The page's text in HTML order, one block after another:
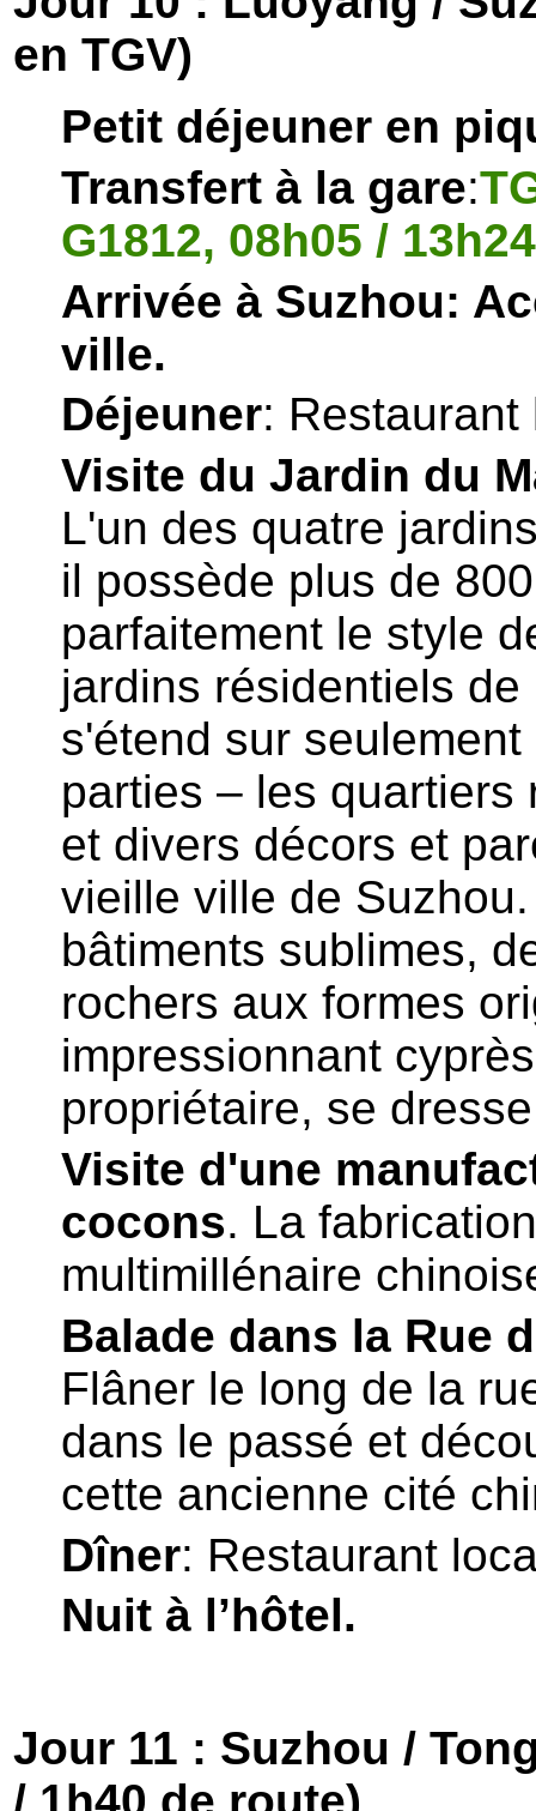
en TGV)
Petit déjeuner en
Transfert à la gare:
G1812, 08h05 /
Arrivée à Suzhou:
ville.
Déjeuner: Restaurant
Visite du Jardin du
L'un des quatre
il possède plus de
parfaitement le style
jardins résidentiels
s'étend sur
parties – les
et divers décors et
vieille ville de
bâtiments sublimes,
rochers aux formes
impressionnant
propriétaire, se
Visite d'une
cocons. La
multimillénaire
Balade dans la Rue
Flâner le long de la
dans le passé et
cette ancienne cité
Dîner: Restaurant
Nuit à l’hôtel.
Jour 11 : Suzhou /